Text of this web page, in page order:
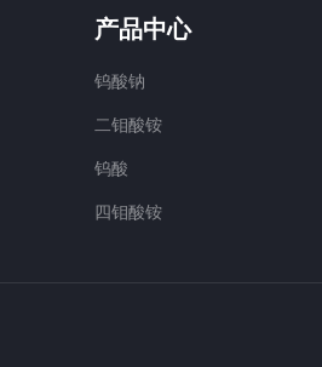
产品中心
钨酸钠
二钼酸铵
钨酸
四钼酸铵